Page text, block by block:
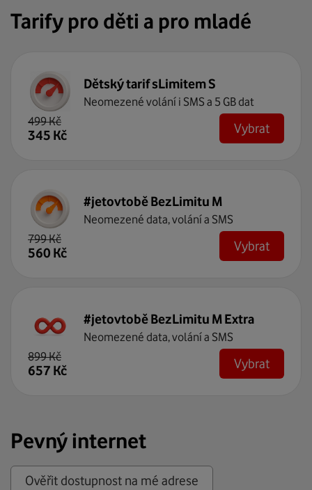
Tarify pro děti a pro mladé
Dětský tarif sLimitem S
Neomezené volání i SMS a 5 GB dat
499Kč
345 Kč Vybrat
#jetovtobě BezLimitu M
Neomezené data, volání a SMS
799Kč
560 Kč Vybrat
#jetovtobě BezLimitu M Extra
Neomezené data, volání a SMS
899Kč
657 Kč Vybrat
Pevný internet
Ověřit dostupnost na mé adrese